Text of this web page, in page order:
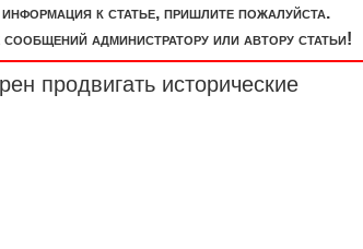
к статье, пришлите пожалуйста.
администратору или автору статьи!
продвигать исторические